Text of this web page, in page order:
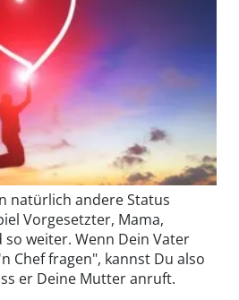
natürlich andere Status
Vorgesetzter, Mama,
so weiter. Wenn Dein Vater
Chef fragen", kannst Du also
er Deine Mutter anruft.